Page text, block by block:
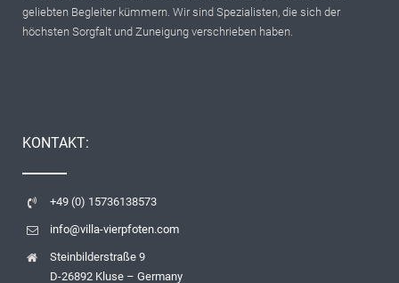
geliebten Begleiter kümmern. Wir sind Spezialisten, die sich der
höchsten Sorgfalt und Zuneigung verschrieben haben.
KONTAKT:
+49 (0) 15736138573
info@villa-vierpfoten.com
Steinbilderstraße 9
D-26892 Kluse – Germany